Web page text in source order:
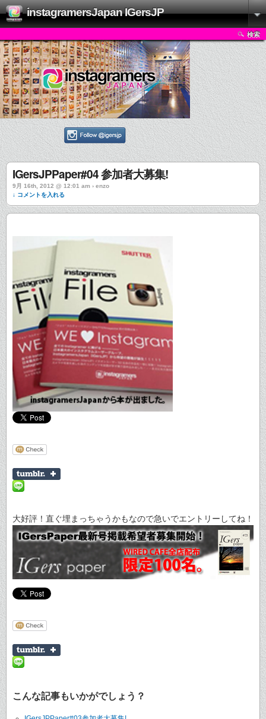
instagramersJapan IGersJP
検索
IGersJPPaper#04 参加者大募集!
9月 16th, 2012 @ 12:01 am › enzo
↓ コメントを入れる
大好評！直ぐ埋まっちゃうかもなので急いでエントリーしてね！
こんな記事もいかがでしょう？